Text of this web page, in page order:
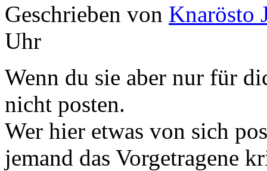
Geschrieben von Knarösto
Uhr
Wenn du sie aber nur für
nicht posten.
Wer hier etwas von sich
jemand das Vorgetragene